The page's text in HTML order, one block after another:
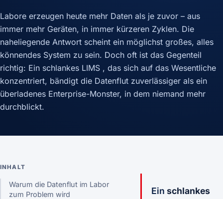
Labore erzeugen heute mehr Daten als je zuvor – aus
immer mehr Geräten, in immer kürzeren Zyklen. Die
naheliegende Antwort scheint ein möglichst großes, alles
könnendes System zu sein. Doch oft ist das Gegenteil
richtig: Ein schlankes LIMS , das sich auf das Wesentliche
konzentriert, bändigt die Datenflut zuverlässiger als ein
überladenes Enterprise-Monster, in dem niemand mehr
durchblickt.
INHALT
Warum die Datenflut im Labor
zum Problem wird
Einschlankes